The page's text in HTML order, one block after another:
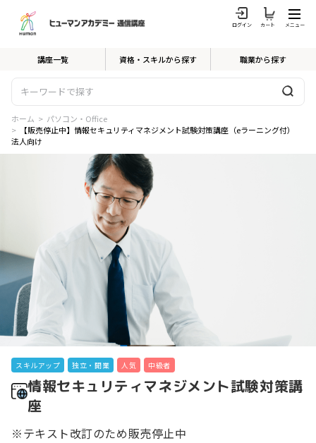
ログイン カート メニュー
講座一覧 資格・スキルから探す 職業から探す
ホーム > パソコン・Office
>
【販売停止中】情報セキュリティマネジメント試験対策講座（eラーニング付）
法人向け
スキルアップ 独立・開業 人気 中級者
情報セキュリティマネジメント試験対策講
座
※テキスト改訂のため販売停止中